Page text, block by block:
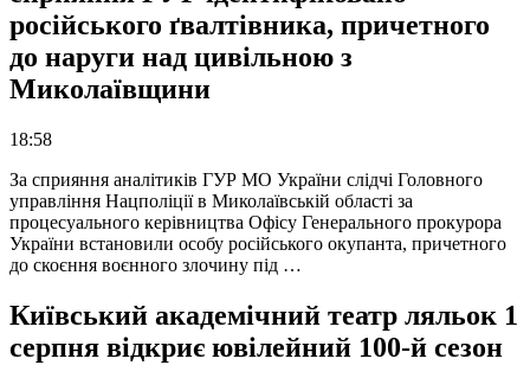
російського ґвалтівника, причетного
до наруги над цивільною з
Миколаївщини
18:58
За сприяння аналітиків ГУР МО України слідчі Головного
управління Нацполіції в Миколаївській області за
процесуального керівництва Офісу Генерального прокурора
України встановили особу російського окупанта, причетного
до скоєння воєнного злочину під …
Київський академічний театр ляльок 1
серпня відкриє ювілейний 100-й сезон